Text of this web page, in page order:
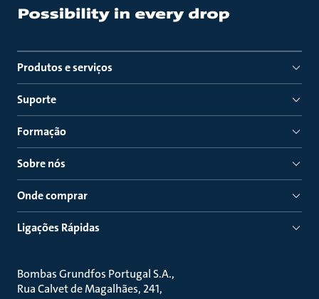
Produtos e serviços
Suporte
Formação
Sobre nós
Onde comprar
Ligações Rápidas
Bombas Grundfos Portugal S.A.
Rua Calvet de Magalhães, 241